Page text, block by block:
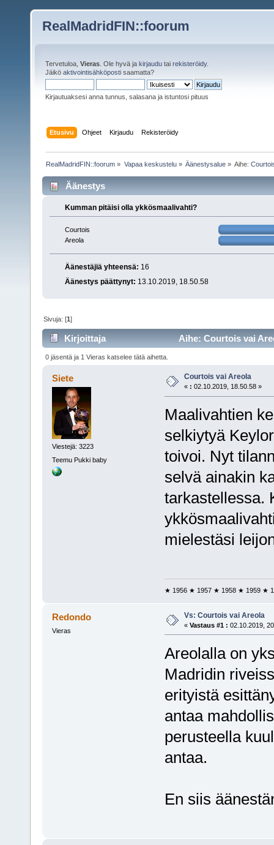
RealMadridFIN::foorum
Tervetuloa, Vieras . Ole hyvä ja kirjaudu tai rekisteröidy.
Jäikö aktivointisähköposti saamatta?
Kirjautuaksesi anna tunnus, salasana ja istuntosi pituus
Etusivu Ohjeet Kirjaudu Rekisteröidy
RealMadridFIN::foorum » Vapaa keskustelu» Äänestysalue» Aihe:
Äänestys
Kumman pitäisi olla ykkösmaalivahti?
Courtois
Areola
Äänestäjiä yhteensä: 16
Äänestys päättynyt: 13.10.2019, 18.50.58
Sivuja: [1]
Kirjoittaja Aihe: Courtois vai
0 jäsentä ja 1 Vieras katselee tätä aihetta.
Siete
Viestejä: 3223
Teemu Pukki baby
Courtois vai Areola
« : 02.10.2019, 18.50.58 »
Maalivahtien
selkiytyä
toivoi. Nyt
selvä ainakin
tarkastellessa.
mielestäsi
★ 1956 ★ 1957 ★ 1958 ★ 1959 ★
Redondo
Vieras
Vs: Courtois vai Areola
« Vastaus #1 : 02.10.2019,
Areolalla on
Madridin
erityistä
antaa
perusteella
antaa.
En siis